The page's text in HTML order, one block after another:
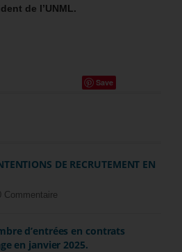
de l’UNML.
Save
DE RECRUTEMENT EN
Commentaire
d’entrées en contrats
en janvier 2025.